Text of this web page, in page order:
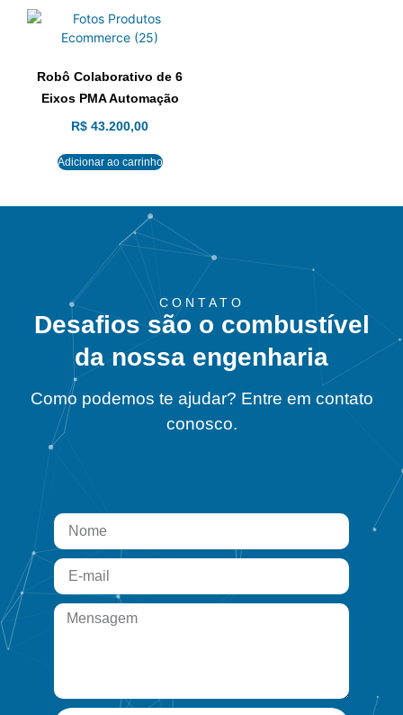
Robô Colaborativo de 6
Eixos PMA Automação
R$ 43.200,00
Adicionar ao carrinho
CONTATO
Desafios são o combustível
da nossa engenharia
Como podemos te ajudar? Entre em contato
conosco.